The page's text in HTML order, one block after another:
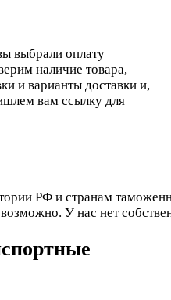
выбрали оплату
наличие товара,
и варианты доставки и,
вам ссылку для
РФ и странам
У нас нет